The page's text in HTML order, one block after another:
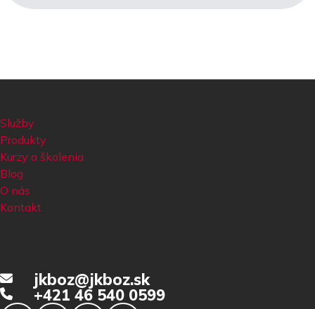
Služby
Produkty
Kurzy a školenia
Blog
O nás
Kontakt
jkboz@jkboz.sk
+421 46 540 0599